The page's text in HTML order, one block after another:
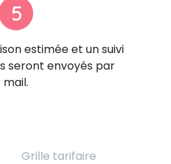
5
estimée et un suivi
seront envoyés par
mail.
Grille tarifaire